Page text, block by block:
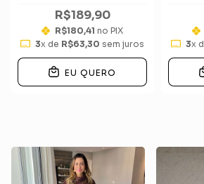
R$189,90
R$180,41 no PIX
3x de R$63,30 sem juros
EU QUERO
3x